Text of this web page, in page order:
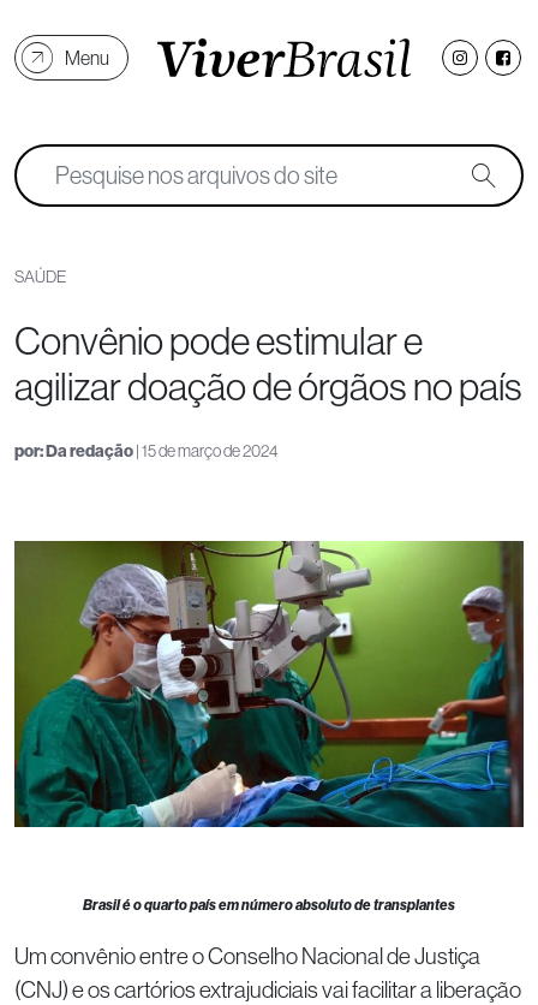
Menu
SAÚDE
Convênio pode estimular e
agilizar doação de órgãos no país
por:Da redação| 15 de março de 2024
Brasil é o quarto país em número absoluto de transplantes
Um convênio entre o Conselho Nacional de Justiça
(CNJ) e os cartórios extrajudiciais vai facilitar a liberação